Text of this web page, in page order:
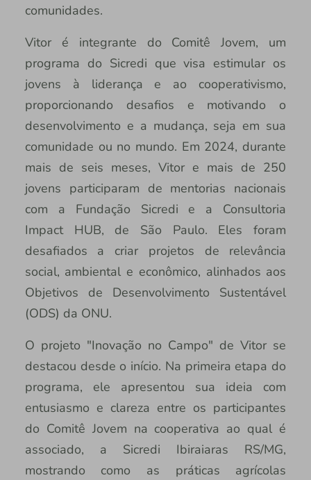
comunidades.
Vitor é integrante do Comitê Jovem, um
programa do Sicredi que visa estimular os
jovens à liderança e ao cooperativismo,
proporcionando desafios e motivando o
desenvolvimento e a mudança, seja em sua
comunidade ou no mundo. Em 2024, durante
mais de seis meses, Vitor e mais de 250
jovens participaram de mentorias nacionais
com a Fundação Sicredi e a Consultoria
Impact HUB, de São Paulo. Eles foram
desafiados a criar projetos de relevância
social, ambiental e econômico, alinhados aos
Objetivos de Desenvolvimento Sustentável
(ODS) da ONU.
O projeto "Inovação no Campo" de Vitor se
destacou desde o início. Na primeira etapa do
programa, ele apresentou sua ideia com
entusiasmo e clareza entre os participantes
do Comitê Jovem na cooperativa ao qual é
associado, a Sicredi Ibiraiaras RS/MG,
mostrando como as práticas agrícolas